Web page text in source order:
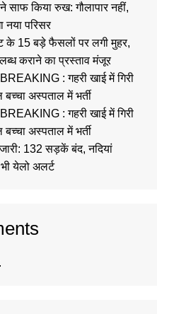
साफ किया रुख: गौलापार नहीं,
नया परिसर
के 15 बड़े फैसलों पर लगी मुहर,
कराने का प्रस्ताव मंजूर
: गहरी खाई में गिरी
अस्पताल में भर्ती
: गहरी खाई में गिरी
अस्पताल में भर्ती
132 सड़कें बंद, नदियां
येलो अलर्ट